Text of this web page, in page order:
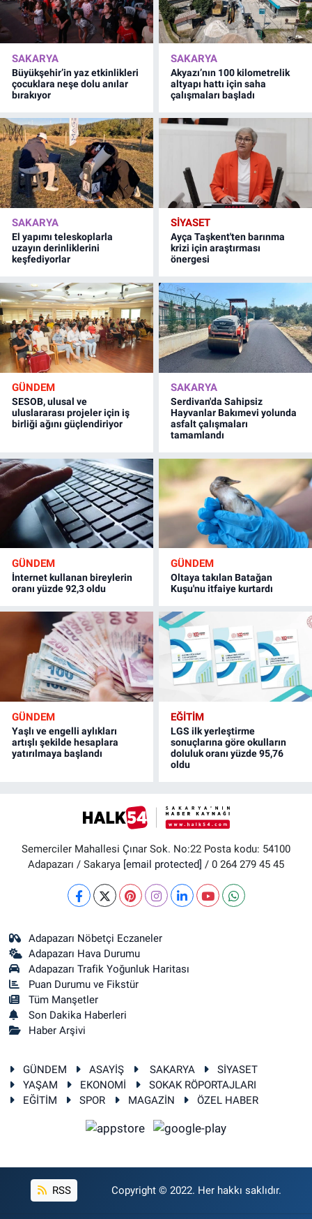
SAKARYA
Büyükşehir’in yaz etkinlikleri
çocuklara neşe dolu anılar
bırakıyor
SAKARYA
Akyazı’nın 100 kilometrelik
altyapı hattı için saha
çalışmaları başladı
SAKARYA
El yapımı teleskoplarla
uzayın derinliklerini
keşfediyorlar
SİYASET
Ayça Taşkent'ten barınma
krizi için araştırması
önergesi
GÜNDEM
SESOB, ulusal ve
uluslararası projeler için iş
birliği ağını güçlendiriyor
SAKARYA
Serdivan'da Sahipsiz
Hayvanlar Bakımevi yolunda
asfalt çalışmaları
tamamlandı
GÜNDEM
İnternet kullanan bireylerin
oranı yüzde 92,3 oldu
GÜNDEM
Oltaya takılan Batağan
Kuşu'nu itfaiye kurtardı
GÜNDEM
Yaşlı ve engelli aylıkları
artışlı şekilde hesaplara
yatırılmaya başlandı
EĞİTİM
LGS ilk yerleştirme
sonuçlarına göre okulların
doluluk oranı yüzde 95,76
oldu
Semerciler Mahallesi Çınar Sok. No:22 Posta kodu: 54100
Adapazarı / Sakarya [email protected] / 0 264 279 45 45
Adapazarı Nöbetçi Eczaneler
Adapazarı Hava Durumu
Adapazarı Trafik Yoğunluk Haritası
Puan Durumu ve Fikstür
Tüm Manşetler
Son Dakika Haberleri
Haber Arşivi
GÜNDEM ASAYİŞ SAKARYA
SİYASET
YAŞAM
EKONOMİ
SOKAK RÖPORTAJLARI
EĞİTİM
SPOR MAGAZİN ÖZEL HABER
RSS Copyright © 2022. Her hakkı saklıdır.